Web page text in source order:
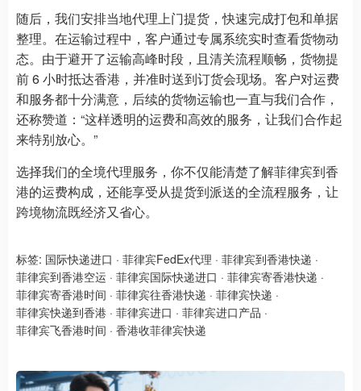
随后，我们安排当地代理上门提货，快速完成打包和单据
整理。在运输过程中，客户通过专属系统实时查看货物动
态。由于避开了运输高峰时段，且清关流程顺畅，货物提
前 6 小时抵达香港，并准时送到订货会现场。客户对运费
和服务都十分满意，后续的货物运输也一直与我们合作，
还称赞道：“这样透明的运费和高效的服务，让我们合作起
来特别放心。”
选择我们的全境代理服务，你不仅能清楚了解菲律宾到香
港的运费构成，还能享受从提货到派送的全流程服务，让
跨境物流既经济又省心。
标签: 国际快递进口 · 菲律宾FedEx代理 · 菲律宾到香港快递 ·
菲律宾到香港空运 · 菲律宾国际快递进口 · 菲律宾寄香港快递 ·
菲律宾寄香港时间 · 菲律宾往香港快递 · 菲律宾快递 ·
菲律宾快递到香港 · 菲律宾进口 · 菲律宾进口产品 ·
菲律宾飞香港时间 · 香港收菲律宾快递